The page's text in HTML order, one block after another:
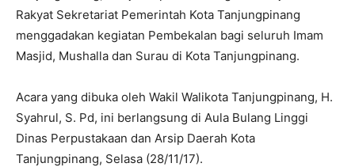
Rakyat Sekretariat Pemerintah Kota Tanjungpinang
menggadakan kegiatan Pembekalan bagi seluruh Imam
Masjid, Mushalla dan Surau di Kota Tanjungpinang.
Acara yang dibuka oleh Wakil Walikota Tanjungpinang, H.
Syahrul, S. Pd, ini berlangsung di Aula Bulang Linggi
Dinas Perpustakaan dan Arsip Daerah Kota
Tanjungpinang, Selasa (28/11/17).